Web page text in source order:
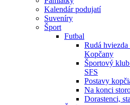
Kalendár podujatí
Suveníry
Šport
Futbal
Rudá
Kopčany
Športový
SFS
Postavy
Na konci
Dorastenci,